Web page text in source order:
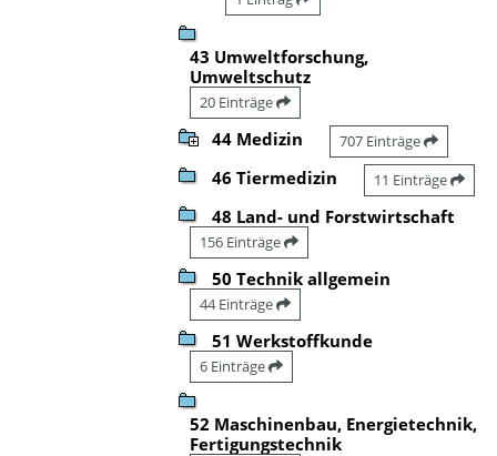
43 Umweltforschung,
Umweltschutz
20 Einträge
44 Medizin 707 Einträge
46 Tiermedizin 11 Einträge
48 Land- und Forstwirtschaft
156 Einträge
50 Technik allgemein
44 Einträge
51 Werkstoffkunde
6 Einträge
52 Maschinenbau, Energietechnik,
Fertigungstechnik